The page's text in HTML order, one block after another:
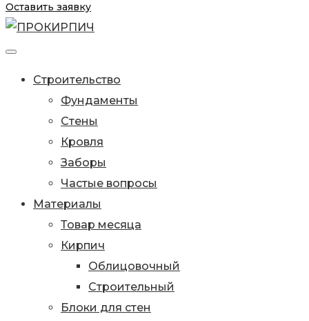
Оставить заявку
Строительство
Фундаменты
Стены
Кровля
Заборы
Частые вопросы
Материалы
Товар месяца
Кирпич
Облицовочный
Строительный
Блоки для стен